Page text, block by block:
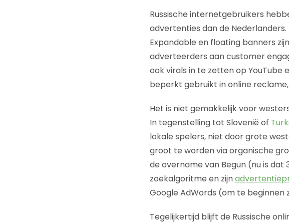
Russische internetgebruikers
advertenties dan de
Expandable en floating banners
adverteerders aan customer
ook virals in te zetten op YouTube
beperkt gebruikt in online
Het is niet gemakkelijk voor
In tegenstelling tot Slovenië of
lokale spelers, niet door grote
groot te worden via organische
de overname van Begun (nu is dat
zoekalgoritme en zijn
Google AdWords (om te beginnen
Tegelijkertijd blijft de Russische